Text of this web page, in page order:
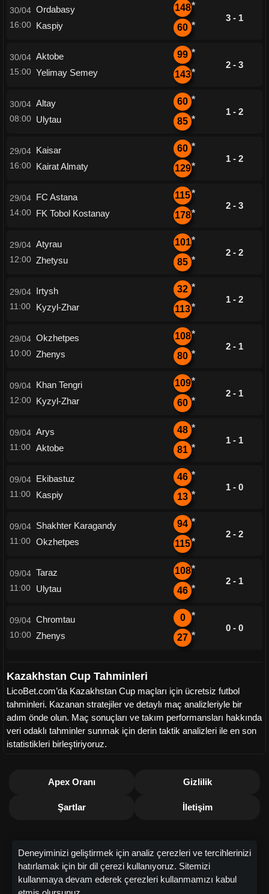
30/04
16:00
Ordabasy
Kaspiy
148*
60 *
3 - 1
30/04
15:00
Aktobe
Yelimay Semey
99 *
143*
2 - 3
30/04
08:00
Altay
Ulytau
60 *
85 *
1 - 2
29/04
16:00
Kaisar
Kairat Almaty
60 *
129*
1 - 2
29/04
14:00
FC Astana
FK Tobol Kostanay
115*
178*
2 - 3
29/04
12:00
Atyrau
Zhetysu
101*
85 *
2 - 2
29/04
11:00
Irtysh
Kyzyl-Zhar
32 *
113*
1 - 2
29/04
10:00
Okzhetpes
Zhenys
108*
80 *
2 - 1
09/04
12:00
Khan Tengri
Kyzyl-Zhar
109*
60 *
2 - 1
09/04
11:00
Arys
Aktobe
48 *
81 *
1 - 1
09/04
11:00
Ekibastuz
Kaspiy
46 *
13 *
1 - 0
09/04
11:00
Shakhter Karagandy
Okzhetpes
94 *
115*
2 - 2
09/04
11:00
Taraz
Ulytau
108*
46 *
2 - 1
09/04
10:00
Chromtau
Zhenys
0 *
27 *
0 - 0
Kazakhstan Cup Tahminleri
LicoBet.com’da Kazakhstan Cup maçları için ücretsiz futbol
tahminleri. Kazanan stratejiler ve detaylı maç analizleriyle bir
adım önde olun. Maç sonuçları ve takım performansları hakkında
veri odaklı tahminler sunmak için derin taktik analizleri ile en son
istatistikleri birleştiriyoruz.
Apex Oranı Gizlilik
Şartlar İletişim
Deneyiminizi geliştirmek için analiz çerezleri ve tercihlerinizi
hatırlamak için bir dil çerezi kullanıyoruz. Sitemizi
kullanmaya devam ederek çerezleri kullanmamızı kabul